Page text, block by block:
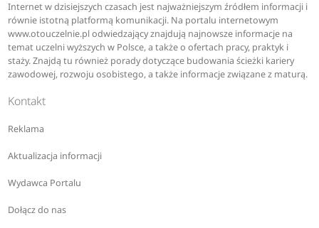
Internet w dzisiejszych czasach jest najważniejszym źródłem informacji i
równie istotną platformą komunikacji. Na portalu internetowym
www.otouczelnie.pl odwiedzający znajdują najnowsze informacje na
temat uczelni wyższych w Polsce, a także o ofertach pracy, praktyk i
staży. Znajdą tu również porady dotyczące budowania ścieżki kariery
zawodowej, rozwoju osobistego, a także informacje związane z maturą.
Kontakt
Reklama
Aktualizacja informacji
Wydawca Portalu
Dołącz do nas